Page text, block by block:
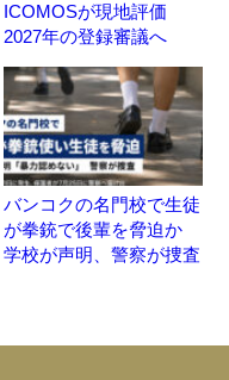
ICOMOSが現地評価
2027年の登録審議へ
バンコクの名門校で生徒
が拳銃で後輩を脅迫か
学校が声明、警察が捜査